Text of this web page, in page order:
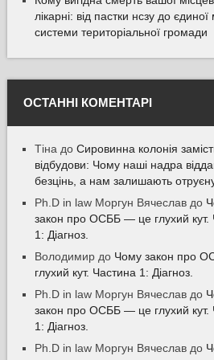
лікарні: від пастки нсзу до
системи територіальної громади
ОСТАННІ КОМЕНТАРІ
Тіна до Сировинна колонія
відбудови: Чому наші надра
безцінь, а нам залишають
Ph.D in law Моргун Вячеславдо
закон про ОСББ — це глухий кут.
1: Діагноз.
Володимирдо Чому закон про
глухий кут. Частина 1: Діагноз.
Ph.D in law Моргун Вячеславдо
закон про ОСББ — це глухий кут.
1: Діагноз.
Ph.D in law Моргун Вячеславдо